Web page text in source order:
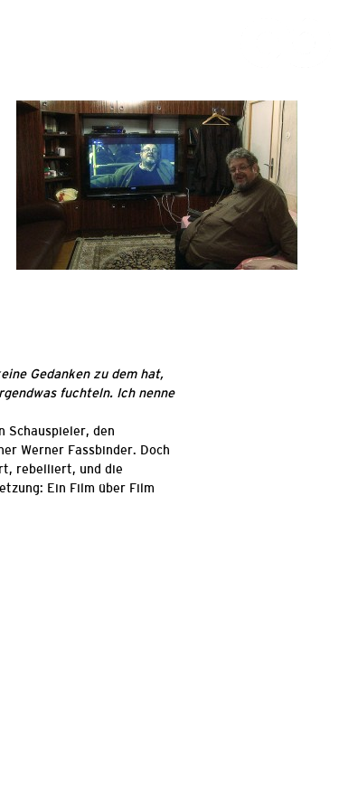
Gedanken zu dem hat,
fuchteln. Ich nenne
Schauspieler, den
Werner Fassbinder. Doch
rebelliert, und die
Ein Film über Film